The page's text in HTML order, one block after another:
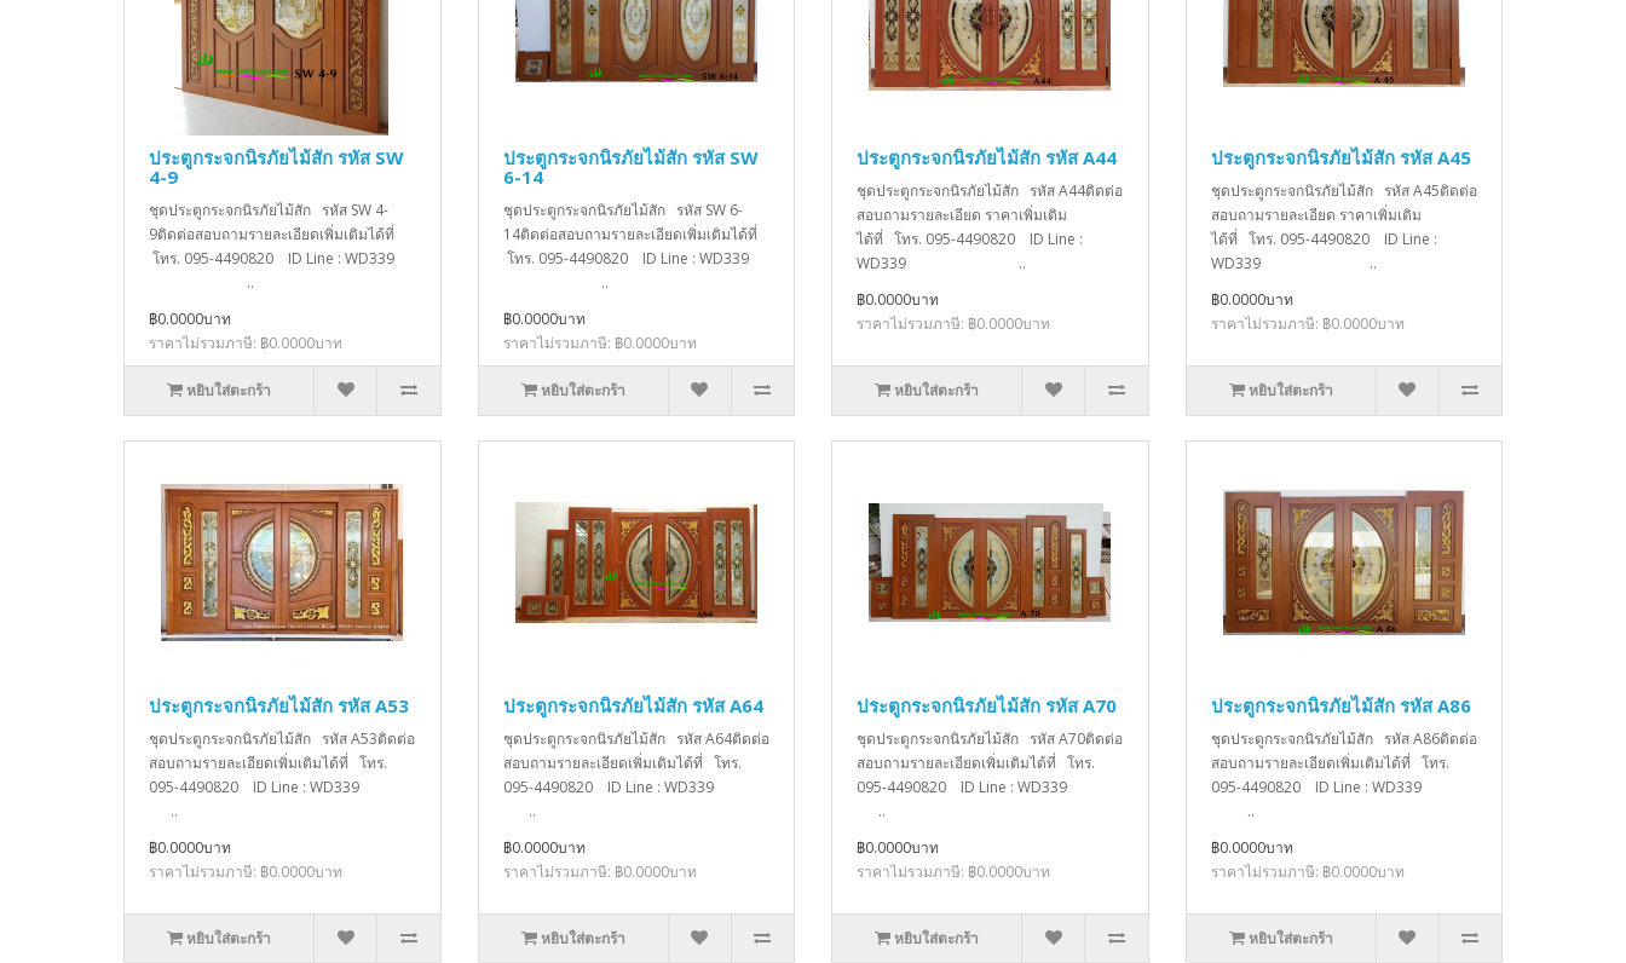
ประตูกระจกนิรภัยไม้สัก รหัส SW
4-9
ชุดประตูกระจกนิรภัยไม้สัก รหัส SW 4-
9ติดต่อสอบถามรายละเอียดเพิ่มเติมได้ที่
โทร. 095-4490820 ID Line : WD339
..
฿0.0000บาท
ราคาไม่รวมภาษี: ฿0.0000บาท
หยิบใส่ตะกร้า
ประตูกระจกนิรภัยไม้สัก รหัส SW
6-14
ชุดประตูกระจกนิรภัยไม้สัก รหัส SW 6-
14ติดต่อสอบถามรายละเอียดเพิ่มเติมได้ที่
โทร. 095-4490820 ID Line : WD339
..
฿0.0000บาท
ราคาไม่รวมภาษี: ฿0.0000บาท
หยิบใส่ตะกร้า
ประตูกระจกนิรภัยไม้สัก รหัส A44
ชุดประตูกระจกนิรภัยไม้สัก รหัส A44ติดต่อ
สอบถามรายละเอียด ราคาเพิ่มเติม
ได้ที่ โทร. 095-4490820 ID Line :
WD339 ..
฿0.0000บาท
ราคาไม่รวมภาษี: ฿0.0000บาท
หยิบใส่ตะกร้า
ประตูกระจกนิรภัยไม้สัก รหัส A45
ชุดประตูกระจกนิรภัยไม้สัก รหัส A45ติดต่อ
สอบถามรายละเอียด ราคาเพิ่มเติม
ได้ที่ โทร. 095-4490820 ID Line :
WD339 ..
฿0.0000บาท
ราคาไม่รวมภาษี: ฿0.0000บาท
หยิบใส่ตะกร้า
ประตูกระจกนิรภัยไม้สัก รหัส A53
ชุดประตูกระจกนิรภัยไม้สัก รหัส A53ติดต่อ
สอบถามรายละเอียดเพิ่มเติมได้ที่ โทร.
095-4490820 ID Line : WD339
..
฿0.0000บาท
ราคาไม่รวมภาษี: ฿0.0000บาท
หยิบใส่ตะกร้า
ประตูกระจกนิรภัยไม้สัก รหัส A64
ชุดประตูกระจกนิรภัยไม้สัก รหัส A64ติดต่อ
สอบถามรายละเอียดเพิ่มเติมได้ที่ โทร.
095-4490820 ID Line : WD339
..
฿0.0000บาท
ราคาไม่รวมภาษี: ฿0.0000บาท
หยิบใส่ตะกร้า
ประตูกระจกนิรภัยไม้สัก รหัส A70
ชุดประตูกระจกนิรภัยไม้สัก รหัส A70ติดต่อ
สอบถามรายละเอียดเพิ่มเติมได้ที่ โทร.
095-4490820 ID Line : WD339
..
฿0.0000บาท
ราคาไม่รวมภาษี: ฿0.0000บาท
หยิบใส่ตะกร้า
ประตูกระจกนิรภัยไม้สัก รหัส A86
ชุดประตูกระจกนิรภัยไม้สัก รหัส A86ติดต่อ
สอบถามรายละเอียดเพิ่มเติมได้ที่ โทร.
095-4490820 ID Line : WD339
..
฿0.0000บาท
ราคาไม่รวมภาษี: ฿0.0000บาท
หยิบใส่ตะกร้า